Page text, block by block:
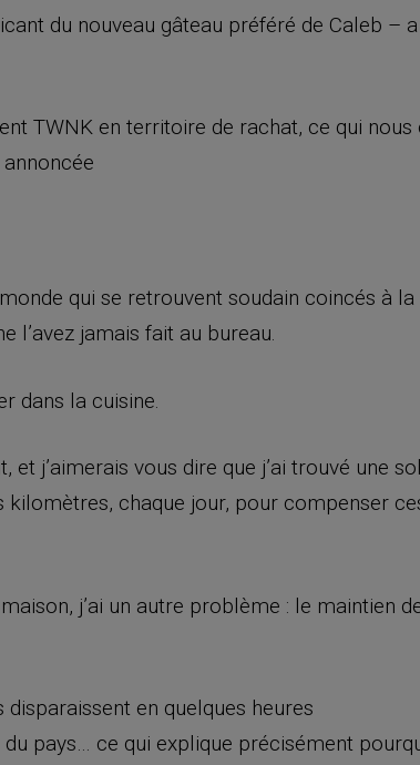
du nouveau gâteau préféré de Caleb –
TWNK en territoire de rachat, ce qui nous
qui se retrouvent soudain coincés à
l’avez jamais fait au bureau.
dans la cuisine.
j’aimerais vous dire que j’ai trouvé une
kilomètres, chaque jour, pour compenser
j’ai un autre problème : le maintien
en quelques heures
pays… ce qui explique précisément